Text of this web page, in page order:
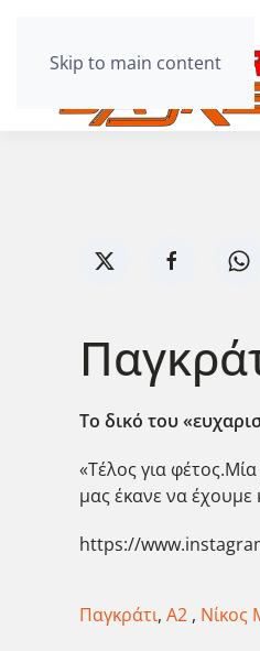
Skip to main content
Το δικό του
«Τέλος για
μας έκανε να έχουμε
https://
Παγκράτι, Α2 , Νίκος